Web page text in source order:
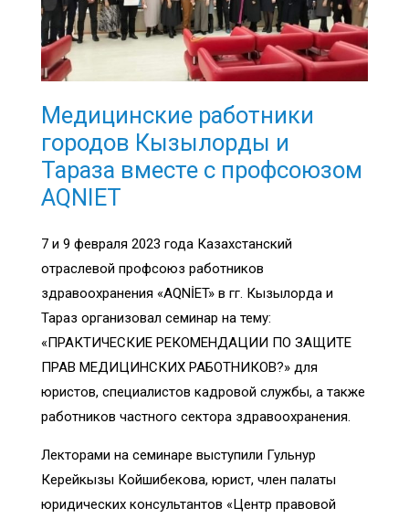
Медицинские работники
городов Кызылорды и
Тараза вместе с профсоюзом
АQNIET
7 и 9 февраля 2023 года Казахстанский
отраслевой профсоюз работников
здравоохранения «AQNİET» в гг. Кызылорда и
Тараз организовал семинар на тему:
«ПРАКТИЧЕСКИЕ РЕКОМЕНДАЦИИ ПО ЗАЩИТЕ
ПРАВ МЕДИЦИНСКИХ РАБОТНИКОВ?» для
юристов, специалистов кадровой службы, а также
работников частного сектора здравоохранения.
Лекторами на семинаре выступили Гульнур
Керейкызы Койшибекова, юрист, член палаты
юридических консультантов «Центр правовой